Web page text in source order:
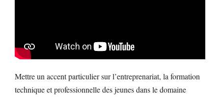
Mettre un accent particulier sur l’entreprenariat, la formation
technique et professionnelle des jeunes dans le domaine